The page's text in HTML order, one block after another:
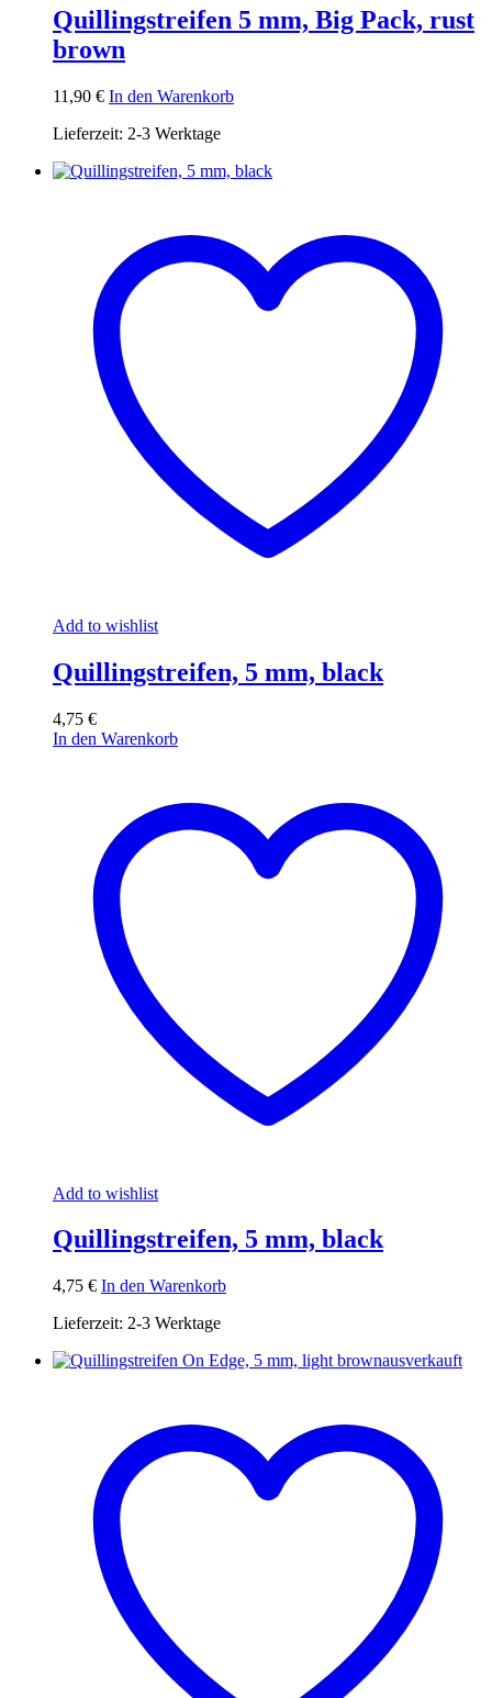
Quillingstreifen 5 mm, Big Pack, rust
brown
11,90 € In den Warenkorb
Lieferzeit: 2-3 Werktage
Add to wishlist
Quillingstreifen, 5 mm, black
4,75 €
In den Warenkorb
Add to wishlist
Quillingstreifen, 5 mm, black
4,75 € In den Warenkorb
Lieferzeit: 2-3 Werktage
ausverkauft